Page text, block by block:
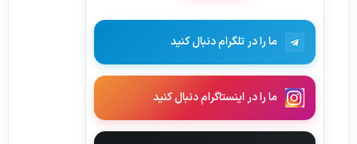
ما را در تلگرام دنبال کنید
ما را در اینستاگرام دنبال کنید